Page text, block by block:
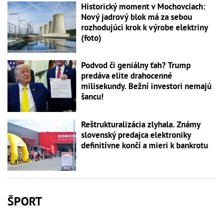
Historický moment v Mochovciach:
Nový jadrový blok má za sebou
rozhodujúci krok k výrobe elektriny
(foto)
Podvod či geniálny ťah? Trump
predáva elite drahocenné
milisekundy. Bežní investori nemajú
šancu!
Reštrukturalizácia zlyhala. Známy
slovenský predajca elektroniky
definitívne končí a mieri k bankrotu
ŠPORT